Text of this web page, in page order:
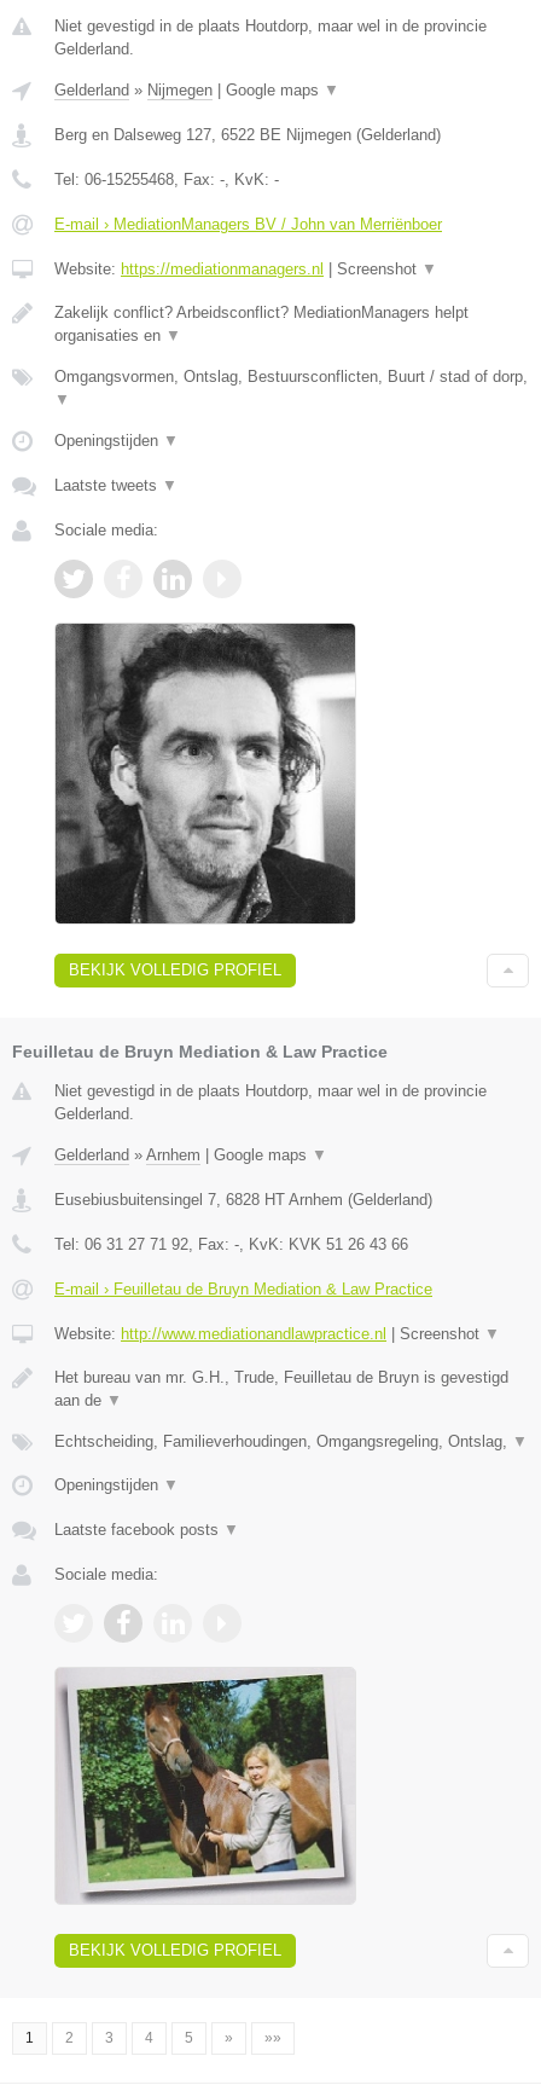
Niet gevestigd in de plaats Houtdorp, maar wel in de provincie
Gelderland.
Gelderland » Nijmegen Google maps ▼
Berg en Dalseweg 127 6522 BE Nijmegen (Gelderland)
Tel: 06-15255468 , Fax: - , KvK: -
E-mail › MediationManagers BV / John van Merriënboer
Website: https://mediationmanagers.nl Screenshot ▼
Zakelijk conflict? Arbeidsconflict? MediationManagers helpt
organisaties en ▼
Omgangsvormen, Ontslag, Bestuursconflicten, Buurt / stad of dorp,
▼
Openingstijden ▼
Laatste tweets ▼
Sociale media:
BEKIJK VOLLEDIG PROFIEL
Feuilletau de Bruyn Mediation & Law Practice
Niet gevestigd in de plaats Houtdorp, maar wel in de provincie
Gelderland.
Gelderland » Arnhem Google maps ▼
Eusebiusbuitensingel 7 6828 HT Arnhem (Gelderland)
Tel: 06 31 27 71 92 , Fax: - , KvK: KVK 51 26 43 66
E-mail › Feuilletau de Bruyn Mediation & Law Practice
Website: http://www.mediationandlawpractice.nl Screenshot ▼
Het bureau van mr. G.H., Trude, Feuilletau de Bruyn is gevestigd
aan de ▼
Echtscheiding, Familieverhoudingen, Omgangsregeling, Ontslag, ▼
Openingstijden ▼
Laatste facebook posts ▼
Sociale media:
BEKIJK VOLLEDIG PROFIEL
1 2 3 4 5 » »»